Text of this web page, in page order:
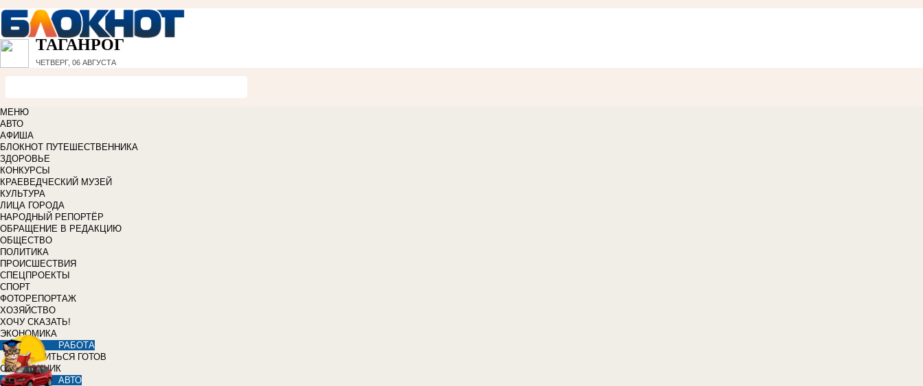
ТАГАНРОГ
ЧЕТВЕРГ, 06 АВГУСТА
МЕНЮ
АВТО
АФИША
БЛОКНОТ ПУТЕШЕСТВЕННИКА
ЗДОРОВЬЕ
КОНКУРСЫ
КРАЕВЕДЧЕСКИЙ МУЗЕЙ
КУЛЬТУРА
ЛИЦА ГОРОДА
НАРОДНЫЙ РЕПОРТЁР
ОБРАЩЕНИЕ В РЕДАКЦИЮ
ОБЩЕСТВО
ПОЛИТИКА
ПРОИСШЕСТВИЯ
СПЕЦПРОЕКТЫ
СПОРТ
ФОТОРЕПОРТАЖ
ХОЗЯЙСТВО
ХОЧУ СКАЗАТЬ!
ЭКОНОМИКА
РАБОТА
УЧИТЬСЯ ГОТОВ
СПРАВОЧНИК
АВТО